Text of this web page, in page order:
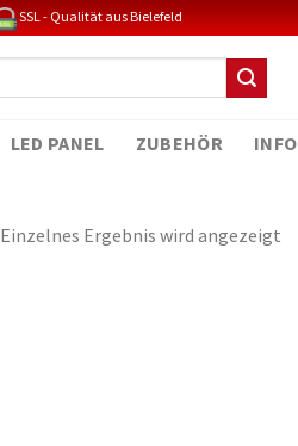
SSL - Qualität aus Bielefeld
LED PANEL ZUBEHÖR INFO
Einzelnes Ergebnis wird angezeigt